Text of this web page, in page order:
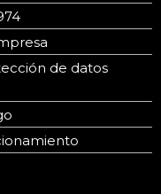
de datos